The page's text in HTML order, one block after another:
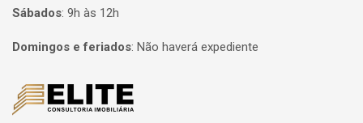
Sábados: 9h às 12h
Domingos e feriados: Não haverá expediente
Página inicial